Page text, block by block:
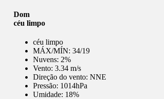
Dom
céu limpo
céu limpo
MÁX/MÍN: 34/19
Nuvens: 2%
Vento: 3.34 m/s
Direção do vento: NNE
Pressão: 1014hPa
Umidade: 18%